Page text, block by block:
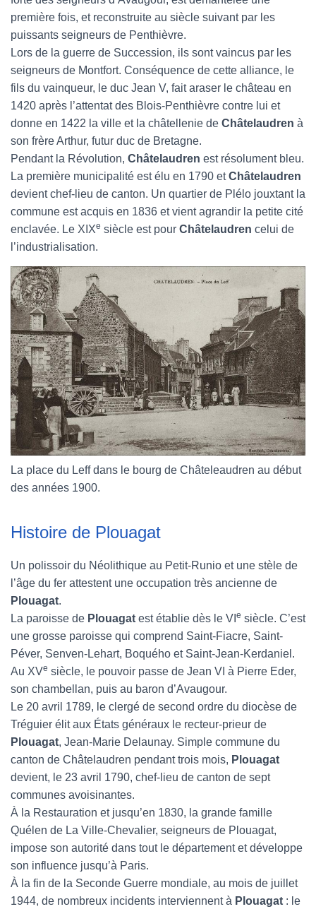
première fois, et reconstruite au siècle suivant par les
puissants seigneurs de Penthièvre.
Lors de la guerre de Succession, ils sont vaincus par les
seigneurs de Montfort. Conséquence de cette alliance, le
fils du vainqueur, le duc Jean V, fait araser le château en
1420 après l’attentat des Blois-Penthièvre contre lui et
donne en 1422 la ville et la châtellenie de Châtelaudren à
son frère Arthur, futur duc de Bretagne.
Pendant la Révolution, Châtelaudren est résolument bleu.
La première municipalité est élu en 1790 etChâtelaudren
devient chef-lieu de canton. Un quartier de Plélo jouxtant la
commune est acquis en 1836 et vient agrandir la petite cité
enclavée. Le XIXe siècle est pour Châtelaudren celui de
l’industrialisation.
La place du Leff dans le bourg de Châteleaudren au début
des années 1900.
Histoire de Plouagat
Un polissoir du Néolithique au Petit-Runio et une stèle de
l’âge du fer attestent une occupation très ancienne de
Plouagat.
La paroisse de Plouagat est établie dès le VI e siècle. C’est
une grosse paroisse qui comprend Saint-Fiacre, Saint-
Péver, Senven-Lehart, Boquého et Saint-Jean-Kerdaniel.
Au XVe siècle, le pouvoir passe de Jean VI à Pierre Eder,
son chambellan, puis au baron d’Avaugour.
Le 20 avril 1789, le clergé de second ordre du diocèse de
Tréguier élit aux États généraux le recteur-prieur de
Plouagat, Jean-Marie Delaunay. Simple commune du
canton de Châtelaudren pendant trois mois, Plouagat
devient, le 23 avril 1790, chef-lieu de canton de sept
communes avoisinantes.
À la Restauration et jusqu’en 1830, la grande famille
Quélen de La Ville-Chevalier, seigneurs de Plouagat,
impose son autorité dans tout le département et développe
son influence jusqu’à Paris.
À la fin de la Seconde Guerre mondiale, au mois de juillet
1944, de nombreux incidents interviennent à Plouagat : le